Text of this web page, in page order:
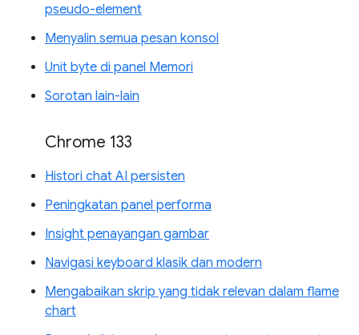
pseudo-element
Menyalin semua pesan konsol
Unit byte di panel Memori
Sorotan lain-lain
Chrome 133
Histori chat AI persisten
Peningkatan panel performa
Insight penayangan gambar
Navigasi keyboard klasik dan modern
Mengabaikan skrip yang tidak relevan dalam flame
chart